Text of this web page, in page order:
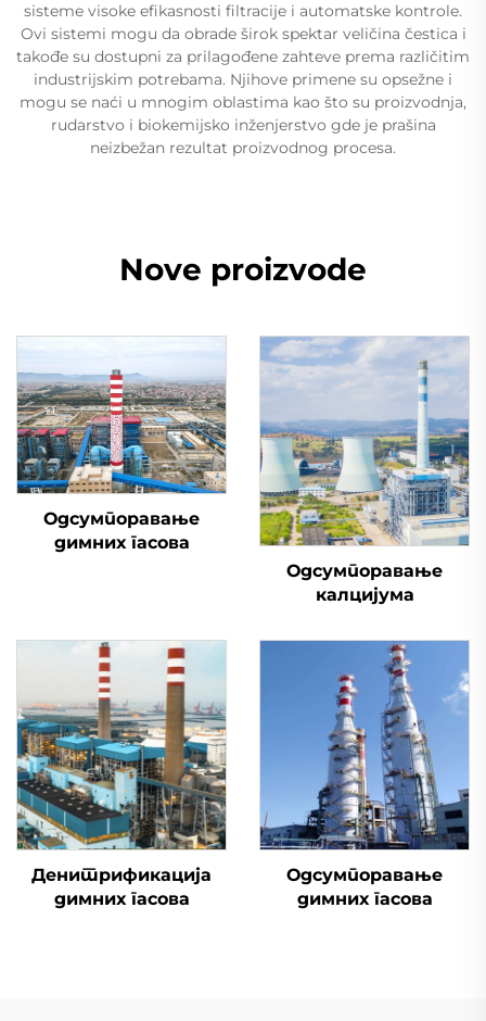
sisteme visoke efikasnosti filtracije i automatske kontrole.
Ovi sistemi mogu da obrade širok spektar veličina čestica i
takođe su dostupni za prilagođene zahteve prema različitim
industrijskim potrebama. Njihove primene su opsežne i
mogu se naći u mnogim oblastima kao što su proizvodnja,
rudarstvo i biokemijsko inženjerstvo gde je prašina
neizbežan rezultat proizvodnog procesa.
Nove proizvode
Одсумпоравање
димних гасова
Одсумпоравање
калцијума
Денитрификација
димних гасова
Одсумпоравање
димних гасова